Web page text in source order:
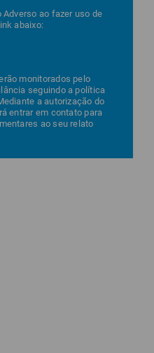
Adverso ao fazer uso de
abaixo:
monitorados pelo
seguindo a política
a autorização do
entrar em contato para
ao seu relato